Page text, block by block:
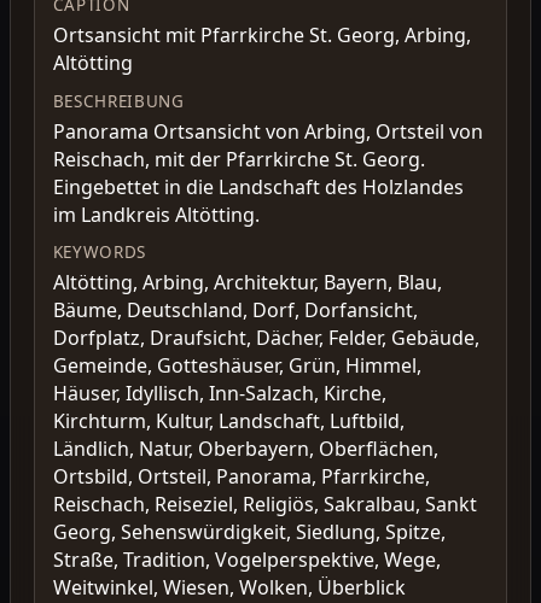
CAPTION
Ortsansicht mit Pfarrkirche St. Georg, Arbing,
Altötting
BESCHREIBUNG
Panorama Ortsansicht von Arbing, Ortsteil von
Reischach, mit der Pfarrkirche St. Georg.
Eingebettet in die Landschaft des Holzlandes
im Landkreis Altötting.
KEYWORDS
Altötting, Arbing, Architektur, Bayern, Blau,
Bäume, Deutschland, Dorf, Dorfansicht,
Dorfplatz, Draufsicht, Dächer, Felder, Gebäude,
Gemeinde, Gotteshäuser, Grün, Himmel,
Häuser, Idyllisch, Inn-Salzach, Kirche,
Kirchturm, Kultur, Landschaft, Luftbild,
Ländlich, Natur, Oberbayern, Oberflächen,
Ortsbild, Ortsteil, Panorama, Pfarrkirche,
Reischach, Reiseziel, Religiös, Sakralbau, Sankt
Georg, Sehenswürdigkeit, Siedlung, Spitze,
Straße, Tradition, Vogelperspektive, Wege,
Weitwinkel, Wiesen, Wolken, Überblick